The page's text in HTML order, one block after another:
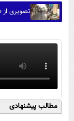
تصویری از
مطالب پیشنهادی